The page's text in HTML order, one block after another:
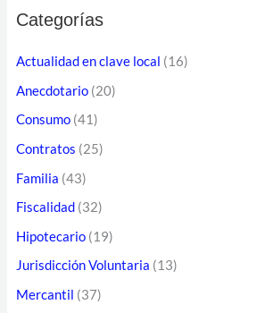
a
r
p
Categorías
Actualidad en clave local (16)
Anecdotario(20)
Consumo(41)
Contratos (25)
Familia (43)
Fiscalidad(32)
Hipotecario(19)
Jurisdicción Voluntaria (13)
Mercantil (37)
e
c
i
ó
n
r
r